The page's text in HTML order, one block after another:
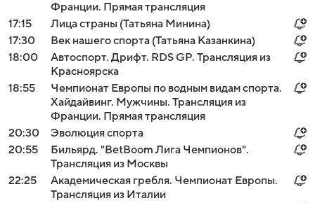
Франции. Прямая трансляция
17:15
Лица страны (Татьяна Минина)
17:30
Век нашего спорта (Татьяна Казанкина)
18:00
Автоспорт. Дрифт. RDS GP. Трансляция из
Красноярска
18:55
Чемпионат Европы по водным видам спорта.
Хайдайвинг. Мужчины. Трансляция из
Франции. Прямая трансляция
20:30
Эволюция спорта
20:55
Бильярд. "BetBoom Лига Чемпионов".
Трансляция из Москвы
22:25
Академическая гребля. Чемпионат Европы.
Трансляция из Италии